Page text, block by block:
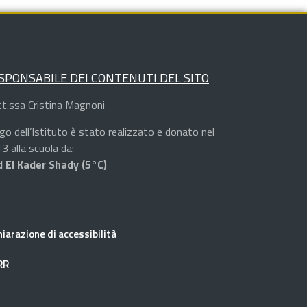
DEI CONTENUTI DEL SITO
Cristina Magnoni
dell’Istituto è stato realizzato e donato nel
alla scuola da:
El Kader Shady (5°C)
di accessibilità